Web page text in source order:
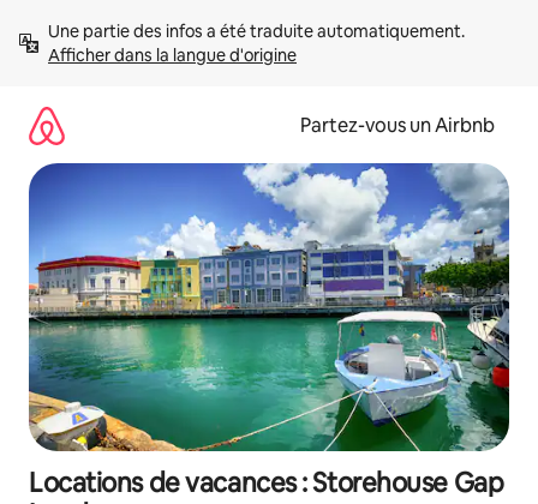
directement
Afficher dans la langue d'origine
Partez-vous un Airbnb
Locations de vacances : Storehouse Gap